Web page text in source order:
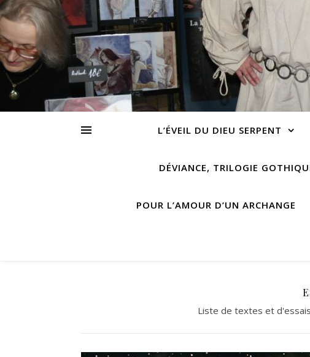
L’ÉVEIL DU DIEU SERPENT
DÉVIANCE, TRILOGIE
POUR L’AMOUR D’UN ARCHANGE
Liste de textes et